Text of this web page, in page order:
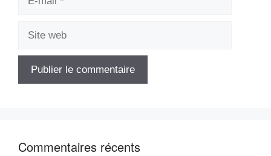
mail
Site
web
Commentaires récents